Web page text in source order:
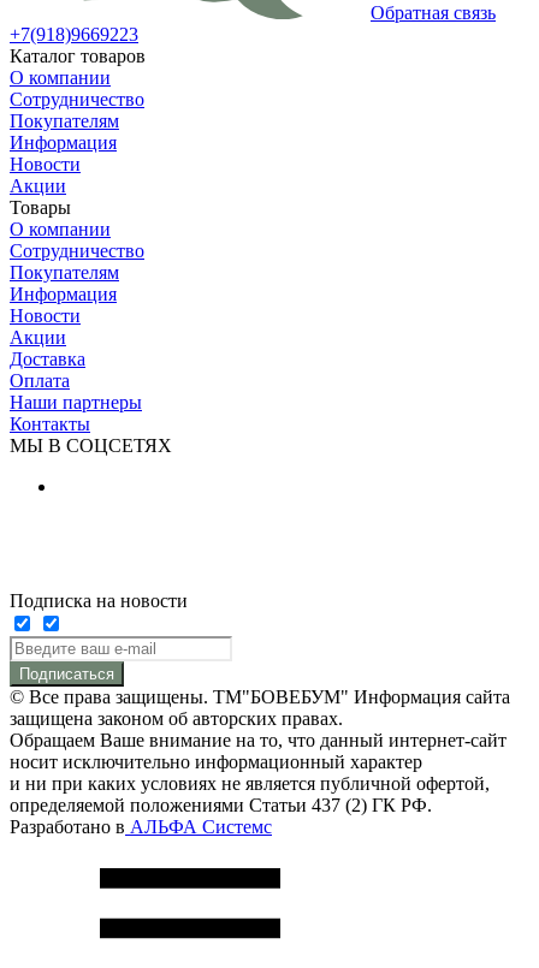
Обратная связь
+7(918)9669223
Каталог товаров
О компании
Сотрудничество
Покупателям
Информация
Новости
Акции
Товары
О компании
Сотрудничество
Покупателям
Информация
Новости
Акции
Доставка
Оплата
Наши партнеры
Контакты
МЫ В СОЦСЕТЯХ
Подписка на новости
Подписаться
© Все права защищены. ТМ"БОВЕБУМ" Информация сайта
защищена законом об авторских правах.
Обращаем Ваше внимание на то, что данный интернет-сайт
носит исключительно информационный характер
и ни при каких условиях не является публичной офертой,
определяемой положениями Статьи 437 (2) ГК РФ.
Разработано в АЛЬФА Системс